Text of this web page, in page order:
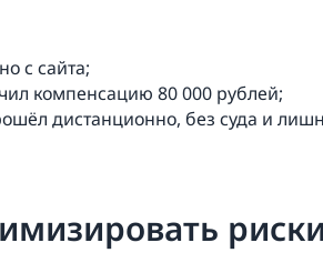
с сайта;
компенсацию 80 000 рублей;
дистанционно, без суда и